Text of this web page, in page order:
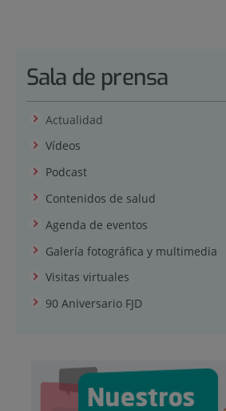
Sala de prensa
Actualidad
Vídeos
Podcast
Contenidos de salud
Agenda de eventos
Galería fotográfica y multimedia
Visitas virtuales
90 Aniversario FJD